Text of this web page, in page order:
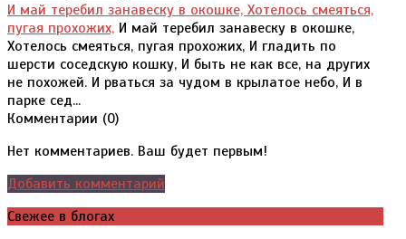
И май теребил занавеску в окошке, Хотелось смеяться,
пугая прохожих, И май теребил занавеску в окошке,
Хотелось смеяться, пугая прохожих, И гладить по
шерсти соседскую кошку, И быть не как все, на других
не похожей. И рваться за чудом в крылатое небо, И в
парке сед...
Комментарии (0)
Нет комментариев. Ваш будет первым!
Добавить комментарий
Свежее в блогах